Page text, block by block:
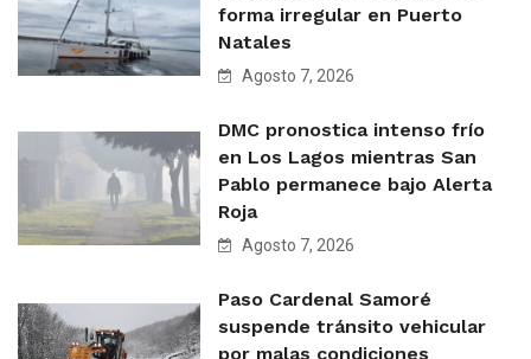
forma irregular en Puerto
Natales
Agosto 7, 2026
DMC pronostica intenso frío
en Los Lagos mientras San
Pablo permanece bajo Alerta
Roja
Agosto 7, 2026
Paso Cardenal Samoré
suspende tránsito vehicular
por malas condiciones